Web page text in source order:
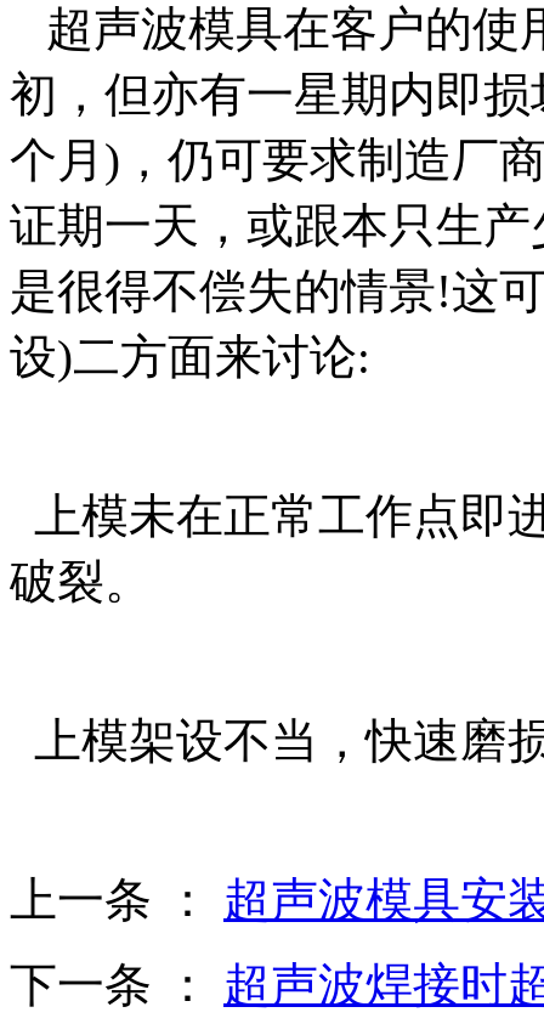
超声波模具在客户的使
初，但亦有一星期内即
个月)，仍可要求制造厂
证期一天，或跟本只生
是很得不偿失的情景!这
设)二方面来讨论:
上模未在正常工作点即
破裂。
上模架设不当，快速磨
上一条 ： 超声波模具安
下一条 ： 超声波焊接时